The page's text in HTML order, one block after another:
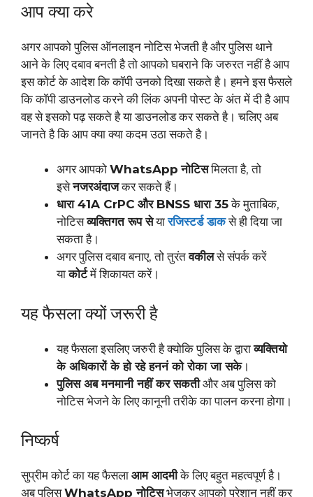
आप क्या करे
अगर आपको पुलिस ऑनलाइन नोटिस भेजती है और पुलिस थाने
आने के लिए दबाव बनती है तो आपको घबराने कि जरुरत नहीं है आप
इस कोर्ट के आदेश कि कॉपी उनको दिखा सकते है। हमने इस फैसले
कि कॉपी डाउनलोड करने की लिंक अपनी पोस्ट के अंत में दी है आप
वह से इसको पढ़ सकते है या डाउनलोड कर सकते है। चलिए अब
जानते है कि आप क्या क्या कदम उठा सकते है।
अगर आपको WhatsApp नोटिसमिलता है, तो
इसेनजरअंदाजकर सकते हैं।
धारा 41A CrPC और BNSS धारा 35के मुताबिक,
नोटिसव्यक्तिगत रूप सेयारजिस्टर्ड डाक से ही दिया जा
सकता है।
अगर पुलिस दबाव बनाए, तो तुरंतवकीलसे संपर्क करें
याकोर्टमें शिकायत करें।
यह फैसला क्यों जरूरी है
यह फैसला इसलिए जरुरी है क्योकि पुलिस के द्वाराव्यक्तियो
के अधिकारों के हो रहे हननं को रोका जा सके।
पुलिस अब मनमानी नहीं कर सकतीऔर अब पुलिस को
नोटिस भेजने के लिए कानूनी तरीके का पालन करना होगा।
निष्कर्ष
सुप्रीम कोर्ट का यह फैसला आम आदमीके लिए बहुत महत्वपूर्ण है।
अब पुलिसWhatsApp नोटिसभेजकर आपको परेशान नहीं कर